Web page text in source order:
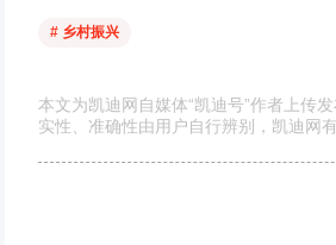
# 乡村振兴
本文为凯迪网自媒体“凯迪号”作者上传
实性、准确性由用户自行辨别，凯迪网